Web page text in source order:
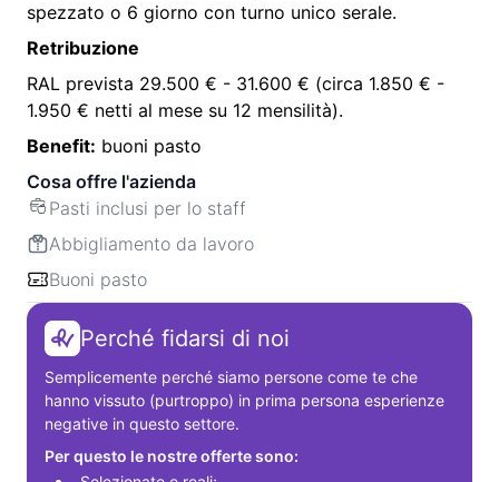
spezzato o 6 giorno con turno unico serale.
Retribuzione
RAL prevista 29.500 € - 31.600 € (circa 1.850 € -
1.950 € netti al mese su 12 mensilità).
Benefit: buoni pasto
Cosa offre l'azienda
Pasti inclusi per lo staff
Abbigliamento da lavoro
Buoni pasto
Perché fidarsi di noi
Semplicemente perché siamo persone come te che
hanno vissuto (purtroppo) in prima persona esperienze
negative in questo settore.
Per questo le nostre offerte sono: